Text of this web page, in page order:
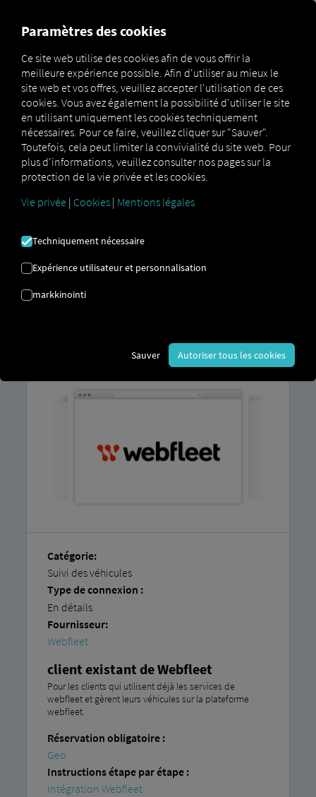
Marketplace Connectors Webfleet Connect
WEBFLEET CONNECTER
Intégration d'un fournisseur externe
Disposez-vous d'un boîtier
alors les véhicules correspondants
leur position sur la
de la manière de connecter facilement
vos véhicules vous-même.
Catégorie:
Suivi des véhicules
Type de connexion :
En détails
Fournisseur:
Webfleet
client existant de Webfleet
Pour les clients qui utilisent déjà les services de
webfleet et gèrent leurs véhicules sur la plateforme
webfleet.
Réservation obligatoire :
Geo
Instructions étape par étape :
Intégration Webfleet
Paramètres des cookies
Ce site web utilise des cookies afin de vous offrir la
meilleure expérience possible. Afin d'utiliser au mieux le
site web et vos offres, veuillez accepter l'utilisation de ces
cookies. Vous avez également la possibilité d'utiliser le site
en utilisant uniquement les cookies techniquement
nécessaires. Pour ce faire, veuillez cliquer sur "Sauver".
Toutefois, cela peut limiter la convivialité du site web. Pour
plus d'informations, veuillez consulter nos pages sur la
protection de la vie privée et les cookies.
Vie privée | Cookies | Mentions légales
Techniquement nécessaire
Expérience utilisateur et personnalisation
markkinointi
Sauver Autoriser tous les cookies